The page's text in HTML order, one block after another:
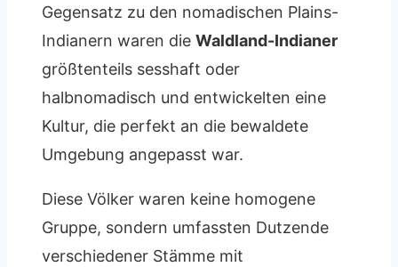
Gegensatz zu den nomadischen Plains-
Indianern waren die Waldland-Indianer
größtenteils sesshaft oder
halbnomadisch und entwickelten eine
Kultur, die perfekt an die bewaldete
Umgebung angepasst war.
Diese Völker waren keine homogene
Gruppe, sondern umfassten Dutzende
verschiedener Stämme mit